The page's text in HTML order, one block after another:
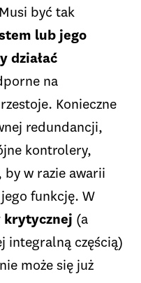
być tak
lub jego
działać
na
Konieczne
redundancji,
kontrolery,
by w razie awarii
funkcję. W
(a
integralną częścią)
może się już